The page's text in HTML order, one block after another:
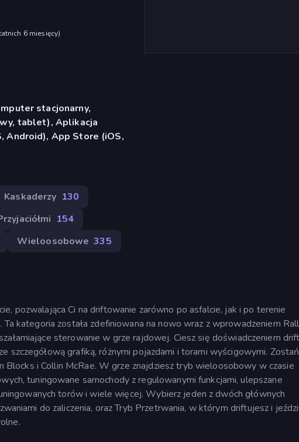
6 miesięcy)
stacjonarny,
tablet), Aplikacja
Android), App Store (iOS,
Kaskaderzy 130
154
Wieloosobowe 335
pozwalająca Ci na driftowanie zarówno po asfalcie, jak i po terenie
kategoria została zdefiniowana na nowo wraz z wprowadzeniem
sterowanie w grze rajdowej. Ciesz się doświadczeniem
szczegółową grafiką, różnymi pojazdami i torami wyścigowymi. Zostań
Blocks i Collin McRae. W grze znajdziesz tryb wieloosobowy w czasie
tuningowane samochody z regulowanymi funkcjami, ulepszane
torów i wiele więcej. Wybierz jeden z dwóch głównych
do zaliczenia, oraz Tryb Przetrwania, w którym driftujesz i